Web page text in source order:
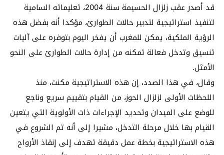
قد أصدر عقب زلزال الحسيمة سنة 2004، تعليماته السامية
لتنفيذ استراتيجية لتدبير حالات الطوارئ، مؤكدا أنه بفضل هذه
الرؤية الملكية، يمكن للمغرب أن يفخر اليوم بتوفره على آليات
تنسيق وتدخل فعالة تمكنه من إدارة حالات الطوارئ على النحو
الأمثل.
وقال، في هذا الصدد، إن هذه الاستراتيجية مكنت، منذ
اللحظات الأولى لزلزال الحوز، من القيام بتقييم سريع وناجع
للوضع على الميدان وتحديد الإجراءات ذات الأولوية التي يتعين
القيام بها خلال مرحلة التدخل، مشيرا إلى أنه تم الشروع في
هذه الاستراتيجية بخطة عمل دقيقة تهدف إلى إنقاذ الأرواح